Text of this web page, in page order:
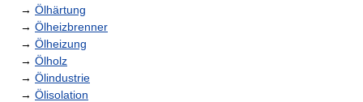
→ Ölhärtung
→ Ölheizbrenner
→ Ölheizung
→ Ölholz
→ Ölindustrie
→ Ölisolation